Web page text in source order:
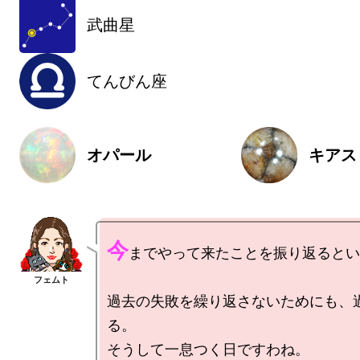
武曲星
てんびん座
オパール キア
今までやって来たことを振り返ると
過去の失敗を繰り返さないためにも、
る。
そうして一息つく日ですわね。